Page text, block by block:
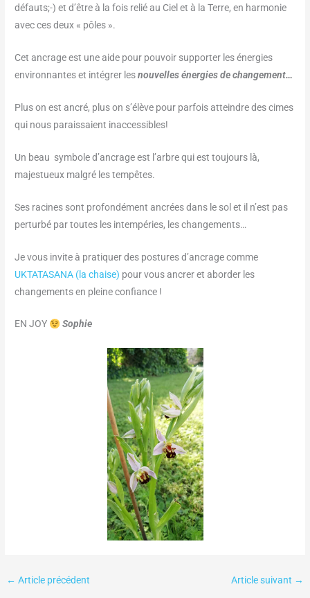
défauts;-) et d’être à la fois relié au Ciel et à la Terre, en harmonie
avec ces deux « pôles ».
Cet ancrage est une aide pour pouvoir supporter les énergies
environnantes et intégrer lesnouvelles énergies de changement…
Plus on est ancré, plus on s’élève pour parfois atteindre des cimes
qui nous paraissaient inaccessibles!
Un beau symbole d’ancrage est l’arbre qui est toujours là,
majestueux malgré les tempêtes.
Ses racines sont profondément ancrées dans le sol et il n’est pas
perturbé par toutes les intempéries, les changements…
Je vous invite à pratiquer des postures d’ancrage comme
UKTATASANA (la chaise) pour vous ancrer et aborder les
changements en pleine confiance !
EN JOY Sophie
← Article précédent Article suivant →